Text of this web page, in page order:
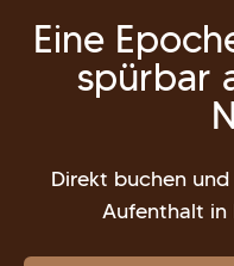
Eine
spürbar
Direkt buchen
Aufenthalt in